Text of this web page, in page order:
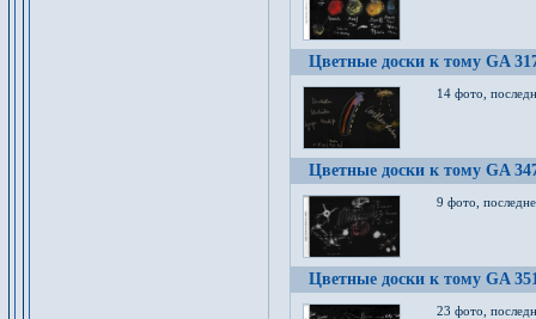
Цветные доски к тому GA
14 фото,
Цветные доски к тому GA
9 фото,
Цветные доски к тому GA
23 фото,